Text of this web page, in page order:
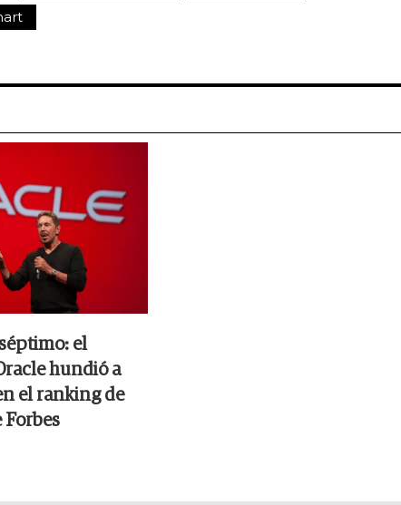
el
hundió a
el ranking de